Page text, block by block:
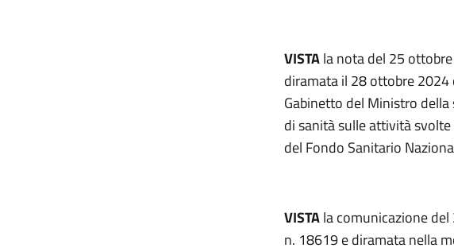
VISTAla nota del 25
diramata il 28 ottobre 2024
Gabinetto del Ministro
di sanità sulle attività
del Fondo Sanitario
VISTAla comunicazione
n. 18619 e diramata nella